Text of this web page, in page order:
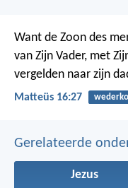
Want de Zoon des
van Zijn Vader, met
vergelden naar zijn
Matteüs 16:27
Gerelateerde
Jezus